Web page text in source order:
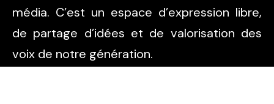
média. C’est un espace d’expression libre,
de partage d’idées et de valorisation des
voix de notre génération.